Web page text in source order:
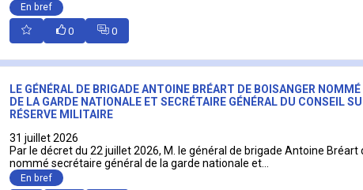
En bref
0 0
LE GÉNÉRAL DE BRIGADE ANTOINE BRÉART DE BOISANGER
DE LA GARDE NATIONALE ET SECRÉTAIRE GÉNÉRAL DU CONSEIL
RÉSERVE MILITAIRE
31 juillet 2026
Par le décret du 22 juillet 2026, M. le général de brigade Antoine Bréart
nommé secrétaire général de la garde nationale et...
En bref